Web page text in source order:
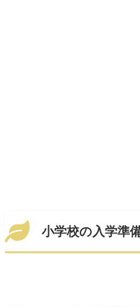
小学校の入学準